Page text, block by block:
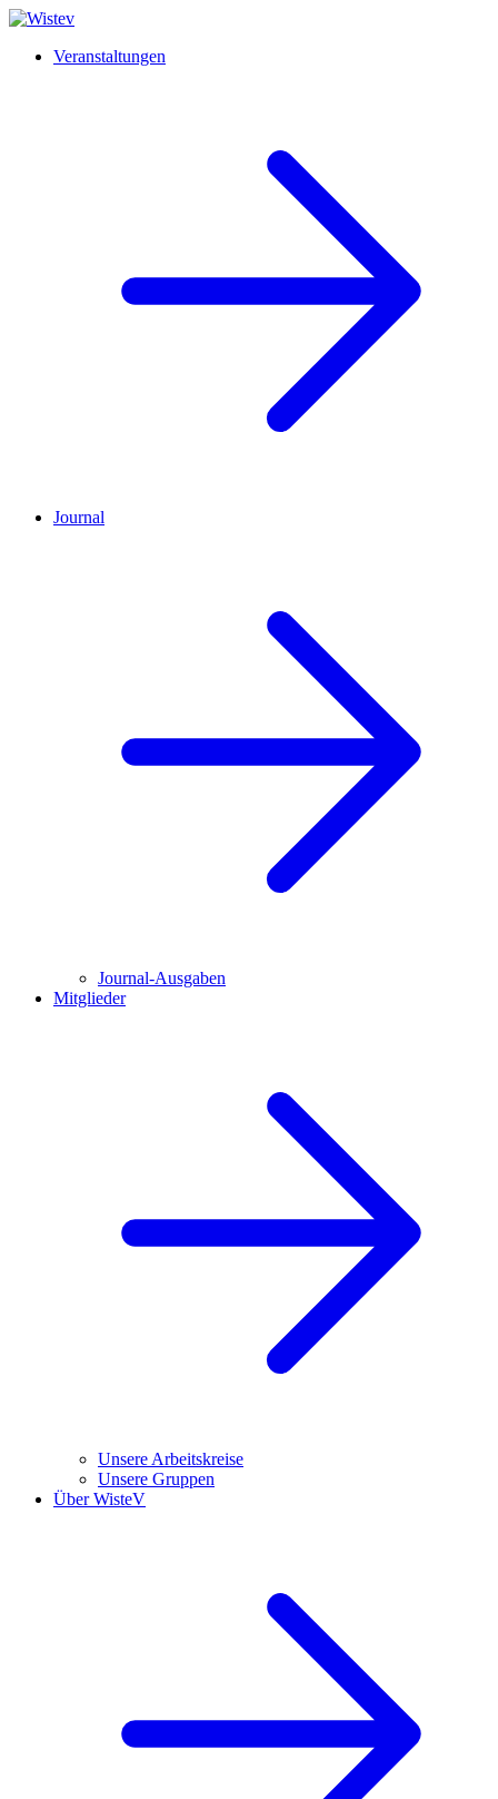
Veranstaltungen
Journal
Journal-Ausgaben
Mitglieder
Unsere Arbeitskreise
Unsere Gruppen
Über WisteV